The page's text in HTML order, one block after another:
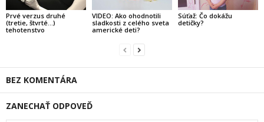
Prvé verzus druhé
(tretie, štvrté…)
tehotenstvo
VIDEO: Ako ohodnotili
sladkosti z celého sveta
americké deti?
Súťaž: Čo dokážu
detičky?
BEZ KOMENTÁRA
ZANECHAŤ ODPOVEĎ